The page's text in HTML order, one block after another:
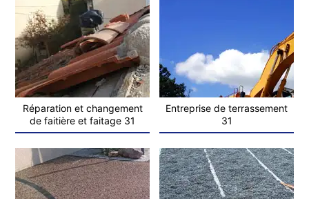
Réparation et changement
de faitière et faitage 31
Entreprise de terrassement
31